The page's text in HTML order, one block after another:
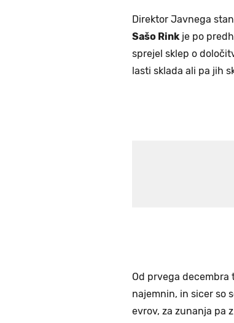
Direktor Javnega
Sašo Rinkje po
sprejel sklep o
lasti sklada ali pa jih
Od prvega decembra
najemnin, in sicer so
evrov, za zunanja pa